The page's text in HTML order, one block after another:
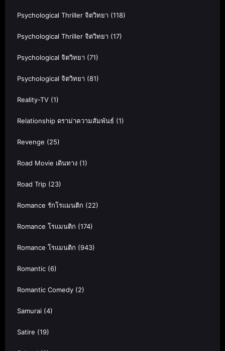
Psychological Thriller จิตวิทยา (118)
Psychological Thriller จิตวิทยา (17)
Psychological จิตวิทยา (71)
Psychological จิตวิทยา (81)
Reality-TV (1)
Relationship ดราม่าความสัมพันธ์ (1)
Revenge (25)
Road Movie เดินทาง (1)
Road Trip (23)
Romance รักโรแมนติก (22)
Romance โรแมนติก (174)
Romance โรแมนติก (943)
Romantic (6)
Romantic Comedy (2)
Samurai (4)
Satire (19)